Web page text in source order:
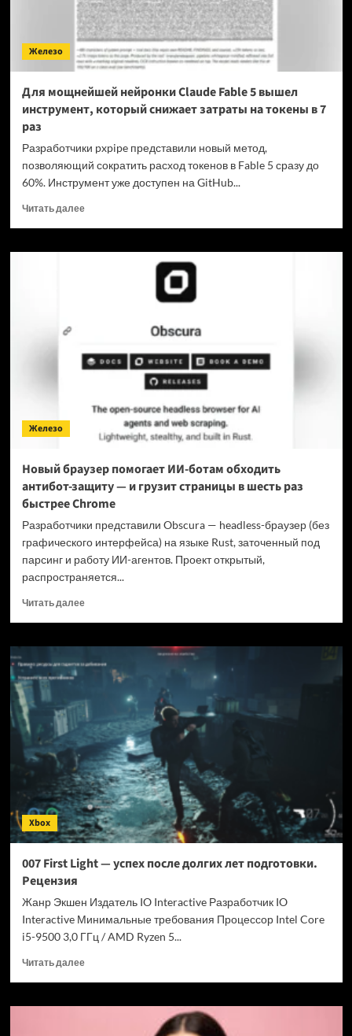
и
realme
полностью
переходят
на
Железо
Для мощнейшей нейронки Claude Fable 5 вышел
инструмент, который снижает затраты на токены в 7
раз
Разработчики pxpipe представили новый метод,
позволяющий сократить расход токенов в Fable 5 сразу до
60%. Инструмент уже доступен на GitHub...
Читать далееПрочитать
Для
инструмент,
который
на
токены
раз
Железо
Новый браузер помогает ИИ-ботам обходить
антибот-защиту — и грузит страницы в шесть раз
быстрее Chrome
Разработчики представили Obscura — headless-браузер (без
графического интерфейса) на языке Rust, заточенный под
парсинг и работу ИИ-агентов. Проект открытый,
распространяется...
Читать далееПрочитать
Новый
браузер
помогает
ботам
обходить
антибот-
защиту
—
и
грузит
страницы
в
шесть
быстрее
Xbox
007 First Light — успех после долгих лет подготовки.
Рецензия
Жанр Экшен Издатель IO Interactive Разработчик IO
Interactive Минимальные требования Процессор Intel Core
i5-9500 3,0 ГГц / AMD Ryzen 5...
Читать далееПрочитать
007